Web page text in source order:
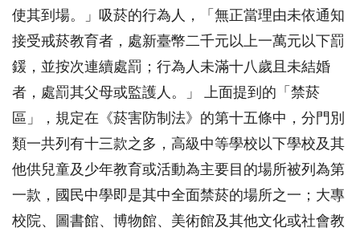
使其到場。」吸菸的行為人，「無正當理由未依通知
接受戒菸教育者，處新臺幣二千元以上一萬元以下罰
鍰，並按次連續處罰；行為人未滿十八歲且未結婚
者，處罰其父母或監護人。」 上面提到的「禁菸
區」，規定在《菸害防制法》的第十五條中，分門別
類一共列有十三款之多，高級中等學校以下學校及其
他供兒童及少年教育或活動為主要目的場所被列為第
一款，國民中學即是其中全面禁菸的場所之一；大專
校院、圖書館、博物館、美術館及其他文化或社會教